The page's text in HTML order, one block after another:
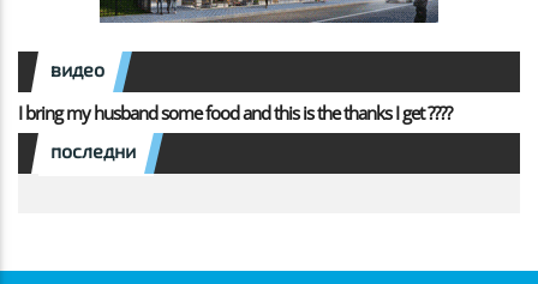
видео
I bring my husband some food and this is the thanks I get ????
последни